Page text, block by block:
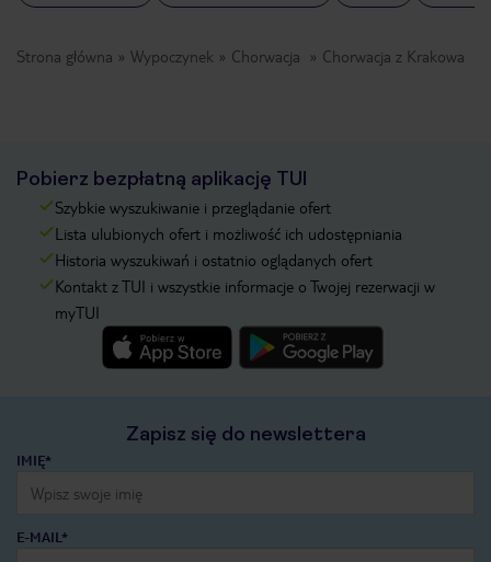
Strona główna Wypoczynek Chorwacja Chorwacja z Krakowa
Pobierz bezpłatną aplikację TUI
Szybkie wyszukiwanie i przeglądanie ofert
Lista ulubionych ofert i możliwość ich udostępniania
Historia wyszukiwań i ostatnio oglądanych ofert
Kontakt z TUI i wszystkie informacje o Twojej rezerwacji w
myTUI
Zapisz się do newslettera
IMIĘ*
E-MAIL*